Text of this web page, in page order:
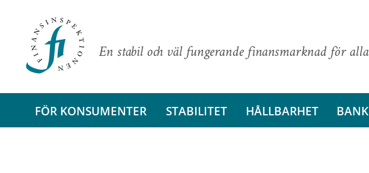
En stabil och väl fungerande finansmarknad för alla
FÖR KONSUMENTER STABILITET HÅLLBARHET BANK